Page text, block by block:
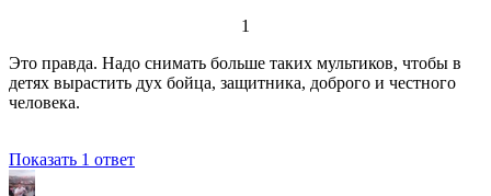
1
Это правда. Надо снимать больше таких мультиков, чтобы в
детях вырастить дух бойца, защитника, доброго и честного
человека.
Показать 1 ответ